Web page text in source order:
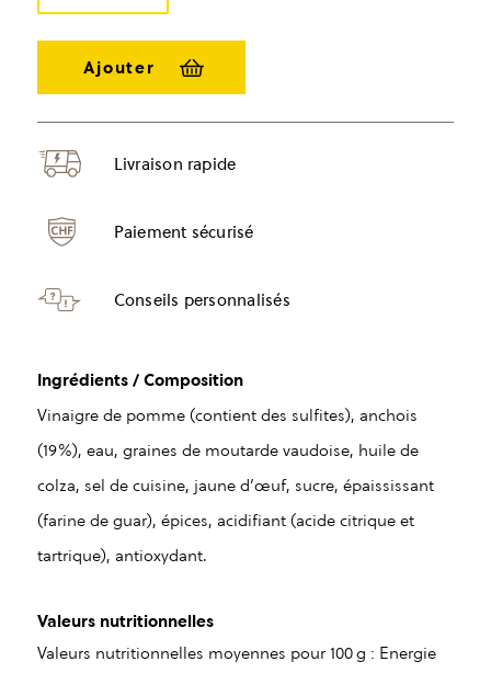
Livraison rapide
Paiement sécurisé
Conseils personnalisés
Ingrédients / Composition
Vinaigre de pomme (contient des sulfites), anchois
(19%), eau, graines de moutarde vaudoise, huile de
colza, sel de cuisine, jaune d’œuf, sucre, épaississant
(farine de guar), épices, acidifiant (acide citrique et
tartrique), antioxydant.
Valeurs nutritionnelles
Valeurs nutritionnelles moyennes pour 100 g : Energie